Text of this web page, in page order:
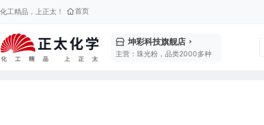
化工精品，上正太！ 首页
坤彩科技旗舰店
主营：珠光粉，品类2000多种